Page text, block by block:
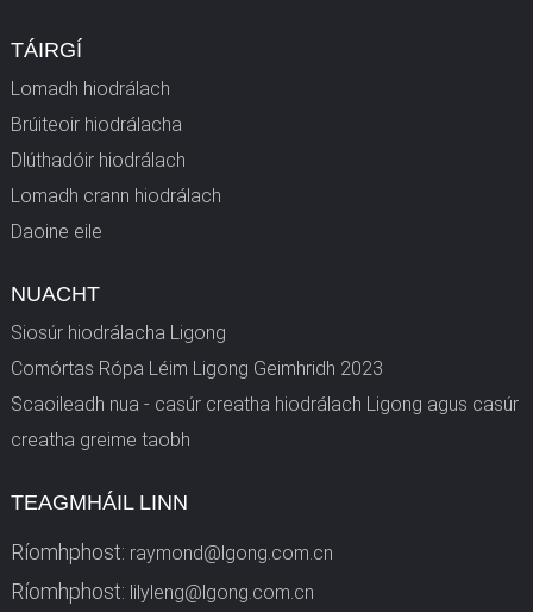
TÁIRGÍ
Lomadh hiodrálach
Brúiteoir hiodrálacha
Dlúthadóir hiodrálach
Lomadh crann hiodrálach
Daoine eile
NUACHT
Siosúr hiodrálacha Ligong
Comórtas Rópa Léim Ligong Geimhridh 2023
Scaoileadh nua - casúr creatha hiodrálach Ligong agus casúr
creatha greime taobh
TEAGMHÁIL LINN
Ríomhphost: raymond@lgong.com.cn
Ríomhphost: lilyleng@lgong.com.cn